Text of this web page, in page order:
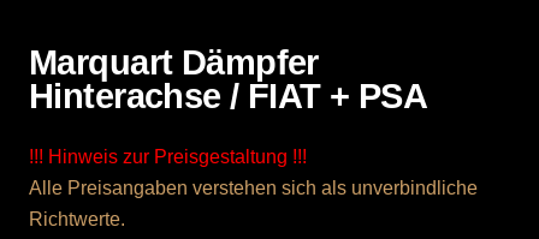
Marquart Dämpfer
Hinterachse / FIAT + PSA
!!! Hinweis zur Preisgestaltung !!!
Alle Preisangaben verstehen sich als unverbindliche
Richtwerte.